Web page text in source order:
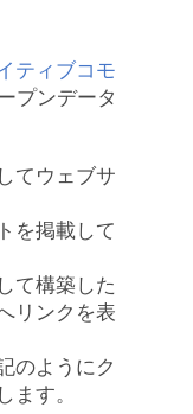
ティブコモ
プンデータ
てウェブサ
を掲載して
て構築した
リンクを表
のようにク
ます。